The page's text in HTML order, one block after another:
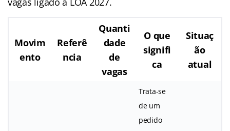
Movim
ento
Referê
ncia
Quanti
dade
de
vagas
O que
signifi
ca
Situaç
ão
atual
Trata-se
de um
pedido